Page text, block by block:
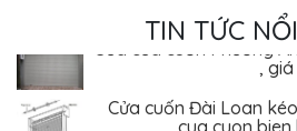
TIN TỨC
Sửa cửa cuốn Phường
, giá
Cửa cuốn Đài Loan
cua cuon